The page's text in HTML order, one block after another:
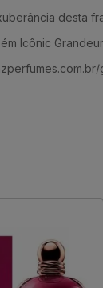
desta
Icônic